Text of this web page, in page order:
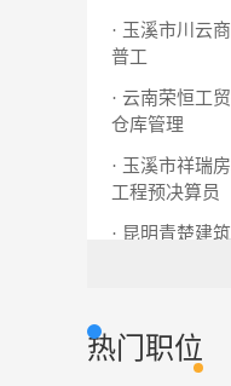
· 玉溪市川云
普工
· 云南荣恒工
仓库管理
· 玉溪市祥瑞
工程预决算员
· 昆明青楚建
热门职位